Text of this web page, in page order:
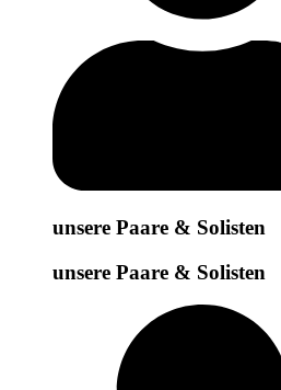
unsere Paare & Solisten
unsere Paare & Solisten